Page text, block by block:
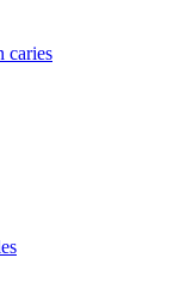
caries